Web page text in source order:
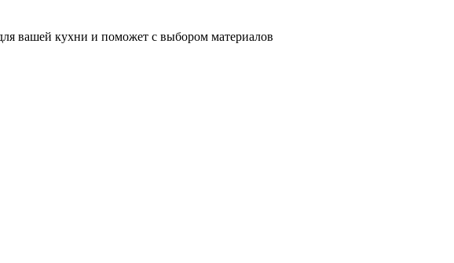
вашей кухни и поможет с выбором материалов